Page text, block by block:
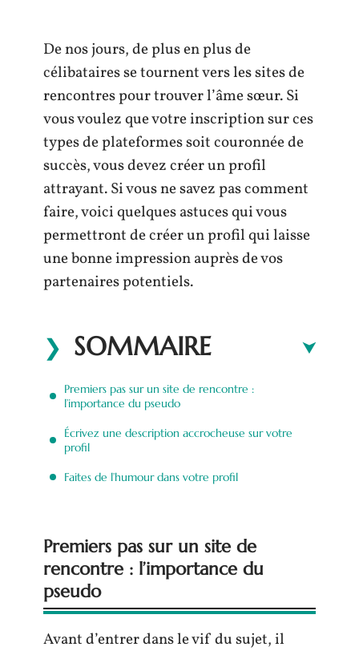
De nos jours, de plus en plus de
célibataires se tournent vers les sites de
rencontres pour trouver l’âme sœur. Si
vous voulez que votre inscription sur ces
types de plateformes soit couronnée de
succès, vous devez créer un profil
attrayant. Si vous ne savez pas comment
faire, voici quelques astuces qui vous
permettront de créer un profil qui laisse
une bonne impression auprès de vos
partenaires potentiels.
SOMMAIRE
Premiers pas sur un site de rencontre :
l’importance du pseudo
Écrivez une description accrocheuse sur votre
profil
Faites de l’humour dans votre profil
Premiers pas sur un site de
rencontre : l’importance du
pseudo
Avant d’entrer dans le vif du sujet, il